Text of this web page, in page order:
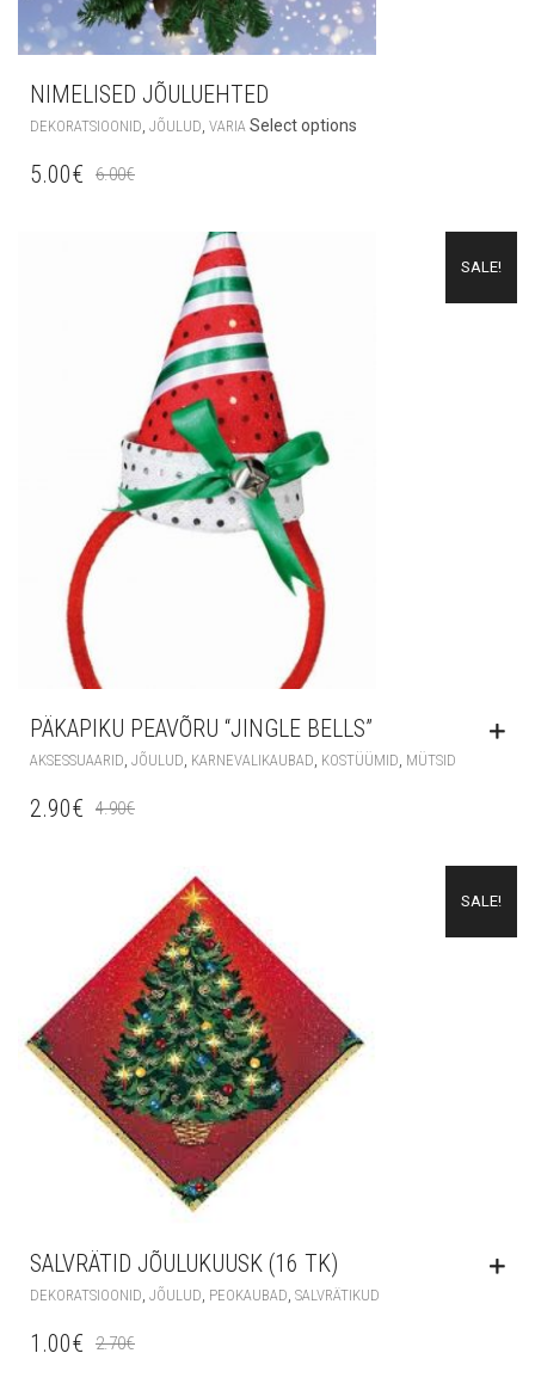
NIMELISED JÕULUEHTED
DEKORATSIOONID JÕULUD VARIA Select options
6.00€
5.00€
SALE!
PÄKAPIKU PEAVÕRU “JINGLE BELLS”
AKSESSUAARID JÕULUD KARNEVALIKAUBAD KOSTÜÜMID MÜTSID
4.90€
2.90€
SALE!
SALVRÄTID JÕULUKUUSK (16 TK)
DEKORATSIOONID JÕULUD PEOKAUBAD SALVRÄTIKUD
2.70€
1.00€